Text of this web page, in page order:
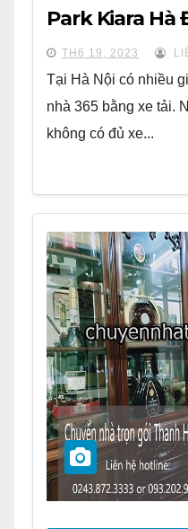
Park Kiara Hà
TH6 19, 2023
Tại Hà Nội có nhiều
nhà 365 bằng xe tải.
không có đủ xe...